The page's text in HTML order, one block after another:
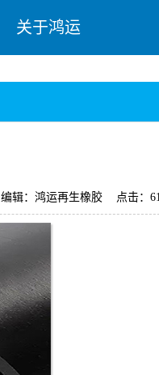
关于鸿运
点击：
编辑：鸿运再生橡胶